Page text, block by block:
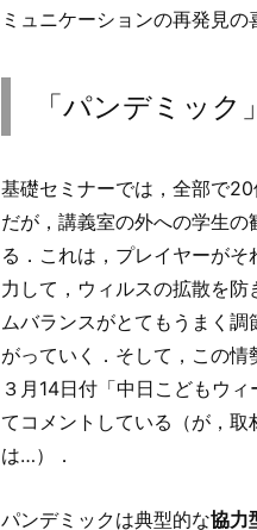
ミュニケーションの再発見
「パンデミッ
基礎セミナーでは，全部で
だが，講義室の外への学生
る．これは，プレイヤーが
力して，ウィルスの拡散を
ムバランスがとてもうまく
がっていく．そして，この
３月14日付「中日こどもウ
てコメントしている（が，
は…）．
パンデミックは典型的な協力